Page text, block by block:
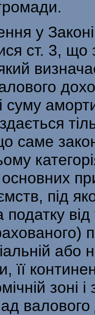
у
ст. 3, що
суму
саме
під
від
або
її
зоні